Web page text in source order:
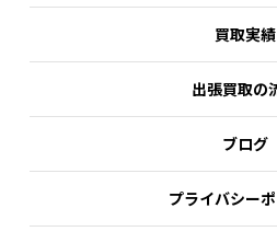
買取実績
出張買取の
ブログ
プライバシー